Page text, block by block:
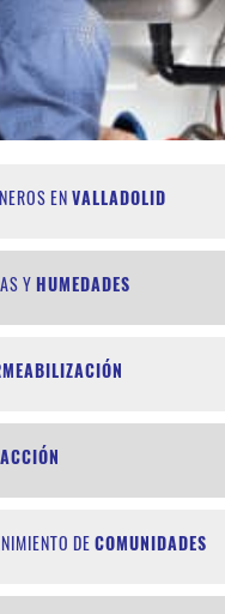
ENVALLADOLID
Y HUMEDADES
DECOMUNIDADES